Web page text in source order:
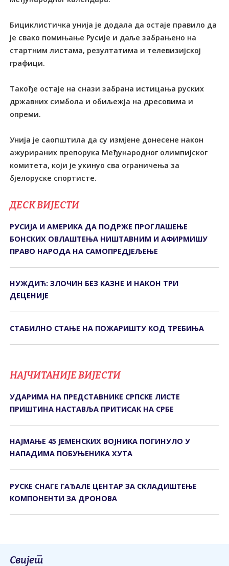
Бициклистичка унија је додала да остаје правило да
је свако помињање Русије и даље забрањено на
стартним листама, резултатима и телевизијској
графици.
Такође остаје на снази забрана истицања руских
државних симбола и обиљежја на дресовима и
опреми.
Унија је саопштила да су измјене донесене након
ажурираних препорука Међународног олимпијског
комитета, који је укинуо сва ограничења за
бјелоруске спортисте.
ДЕСК ВИЈЕСТИ
РУСИЈА И АМЕРИКА ДА ПОДРЖЕ ПРОГЛАШЕЊЕ
БОНСКИХ ОВЛАШТЕЊА НИШТАВНИМ И АФИРМИШУ
ПРАВО НАРОДА НА САМОПРЕДЈЕЉЕЊЕ
НУЖДИЋ: ЗЛОЧИН БЕЗ КАЗНЕ И НАКОН ТРИ
ДЕЦЕНИЈЕ
СТАБИЛНО СТАЊЕ НА ПОЖАРИШТУ КОД ТРЕБИЊА
НАЈЧИТАНИЈЕ ВИЈЕСТИ
УДАРИМА НА ПРЕДСТАВНИКЕ СРПСКЕ ЛИСТЕ
ПРИШТИНА НАСТАВЉА ПРИТИСАК НА СРБЕ
НАЈМАЊЕ 45 ЈЕМЕНСКИХ ВОЈНИКА ПОГИНУЛО У
НАПАДИМА ПОБУЊЕНИКА ХУТА
РУСКЕ СНАГЕ ГАЂАЛЕ ЦЕНТАР ЗА СКЛАДИШТЕЊЕ
КОМПОНЕНТИ ЗА ДРОНОВА
Свијет